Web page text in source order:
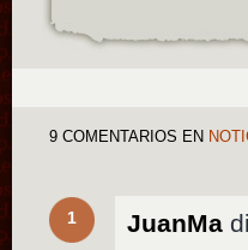
9 COMENTARIOS EN
1 JuanMa